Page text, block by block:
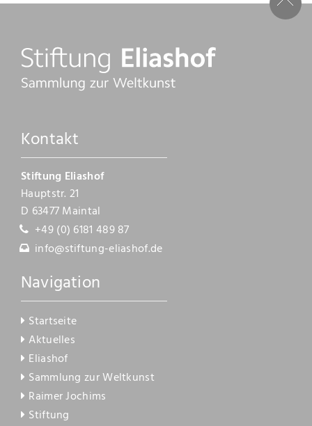
Kontakt
Stiftung Eliashof
Hauptstr. 21
D 63477 Maintal
+49 (0) 6181 489 87
info@stiftung-eliashof.de
Navigation
Startseite
Aktuelles
Eliashof
Sammlung zur Weltkunst
Raimer Jochims
Stiftung